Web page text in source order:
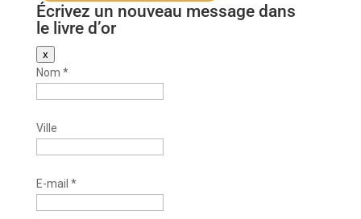
Écrivez un nouveau message dans
le livre d’or
xMasquer
ce
formulaire.
Nom *
Ville
E-mail *